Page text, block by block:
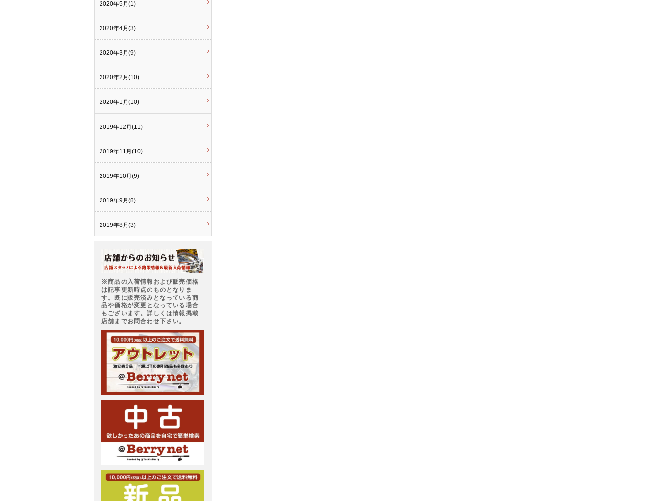
2020年5月(1)
2020年4月(3)
2020年3月(9)
2020年2月(10)
2020年1月(10)
2019年12月(11)
2019年11月(10)
2019年10月(9)
2019年9月(8)
2019年8月(3)
※商品の入荷情報および販売価格
は記事更新時点のものとなりま
す。既に販売済みとなっている商
品や価格が変更となっている場合
もございます。詳しくは情報掲載
店舗までお問合わせ下さい。